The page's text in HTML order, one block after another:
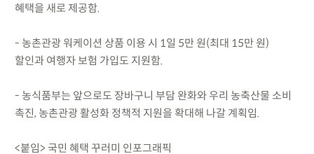
혜택을 새로 제공함.
- 농촌관광 워케이션 상품 이용 시 1일 5만 원(최대 15만 원)
할인과 여행자 보험 가입도 지원함.
- 농식품부는 앞으로도 장바구니 부담 완화와 우리 농축산물 소비
촉진, 농촌관광 활성화 정책적 지원을 확대해 나갈 계획임.
<붙임> 국민 혜택 꾸러미 인포그래픽